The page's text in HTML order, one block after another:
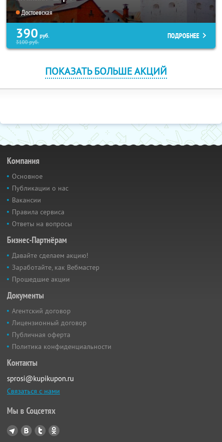
Достоевская
390 руб.
3100руб.
ПОДРОБНЕЕ
ПОКАЗАТЬ БОЛЬШЕ АКЦИЙ
Компания
Основное
Публикации о нас
Вакансии
Правила сервиса
Ответы на вопросы
Бизнес-Партнёрам
Давайте сделаем акцию!
Заработайте, как Вебмастер
Прошедшие акции
Документы
Агентский договор
Лицензионный договор
Публичная оферта
Политика конфиденциальности
Контакты
sprosi@kupikupon.ru
Связаться с нами
Мы в Соцсетях